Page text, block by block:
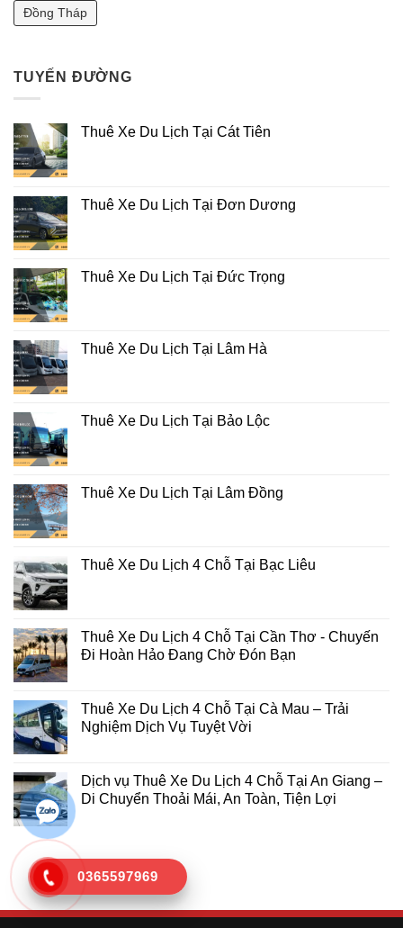
Đồng Tháp
TUYẾN ĐƯỜNG
Thuê Xe Du Lịch Tại Cát Tiên
Thuê Xe Du Lịch Tại Đơn Dương
Thuê Xe Du Lịch Tại Đức Trọng
Thuê Xe Du Lịch Tại Lâm Hà
Thuê Xe Du Lịch Tại Bảo Lộc
Thuê Xe Du Lịch Tại Lâm Đồng
Thuê Xe Du Lịch 4 Chỗ Tại Bạc Liêu
Thuê Xe Du Lịch 4 Chỗ Tại Cần Thơ - Chuyến
Đi Hoàn Hảo Đang Chờ Đón Bạn
Thuê Xe Du Lịch 4 Chỗ Tại Cà Mau – Trải
Nghiệm Dịch Vụ Tuyệt Vời
Dịch vụ Thuê Xe Du Lịch 4 Chỗ Tại An Giang –
Di Chuyển Thoải Mái, An Toàn, Tiện Lợi
0365597969